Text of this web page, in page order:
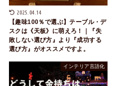
2025.04.14
【趣味100％で選ぶ】テーブル・デ
スクは《天板》に萌えろ！｜『失
敗しない選び方』より『成功する
選び方』がオススメですよ。
インテリア言語化